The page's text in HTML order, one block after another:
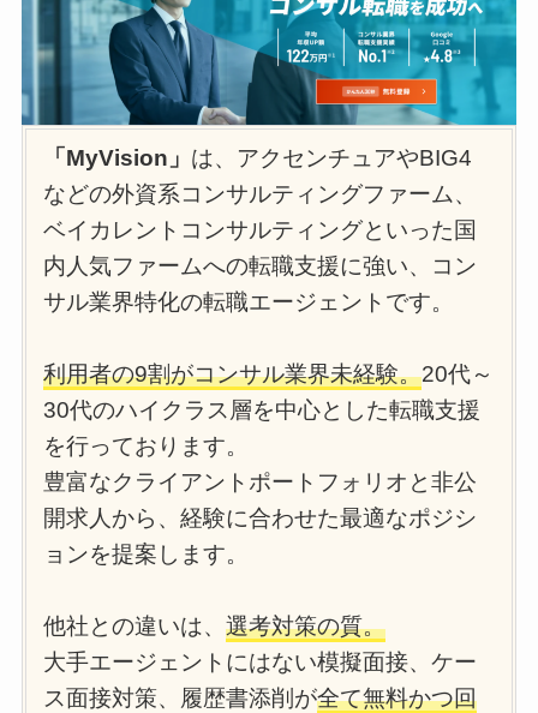
「MyVision」 は、アクセンチュアやBIG4
などの外資系コンサルティングファーム、
ベイカレントコンサルティングといった国
内人気ファームへの転職支援に強い、コン
サル業界特化の転職エージェントです。
利用者の9割がコンサル業界未経験。20代～
30代のハイクラス層を中心とした転職支援
を行っております。
豊富なクライアントポートフォリオと非公
開求人から、経験に合わせた最適なポジシ
ョンを提案します。
他社との違いは、選考対策の質。
大手エージェントにはない模擬面接、ケー
ス面接対策、履歴書添削が全て無料かつ回